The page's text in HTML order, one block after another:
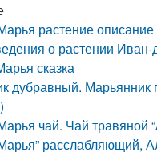
растение описание
о растении Иван-
сказка
дубравный. Марьянник
чай. Чай травяной
расслабляющий,